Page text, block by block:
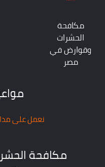
مكافحة
الحشرات
وقوارض في
مصر
نعمل على مدار 24 ساعة
مكافحة